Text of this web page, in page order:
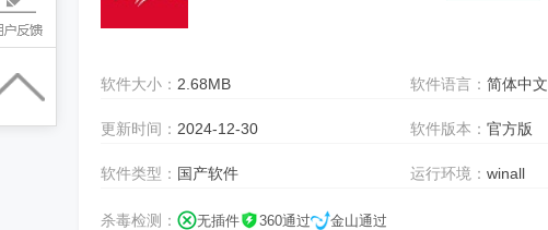
软件大小： 2.68MB 软件语言：简体中文
更新时间： 2024-12-30 软件版本：官方版
软件类型： 国产软件 运行环境：winall
杀毒检测： 无插件 360通过 金山通过